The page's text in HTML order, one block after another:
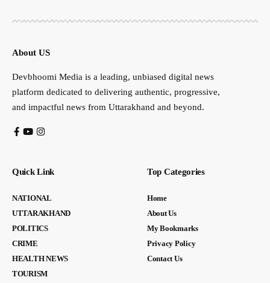
About US
Devbhoomi Media is a leading, unbiased digital news
platform dedicated to delivering authentic, progressive,
and impactful news from Uttarakhand and beyond.
Quick Link
NATIONAL
UTTARAKHAND
POLITICS
CRIME
HEALTH NEWS
TOURISM
Top Categories
Home
About Us
My Bookmarks
Privacy Policy
Contact Us